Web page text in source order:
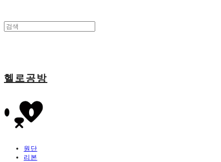
헬로공방
원단
리본